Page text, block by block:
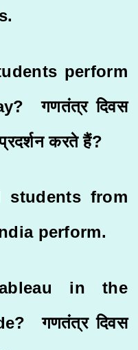
perform
गणतंत्र दिवस
करते हैं?
from
perform.
in the
गणतंत्र दिवस